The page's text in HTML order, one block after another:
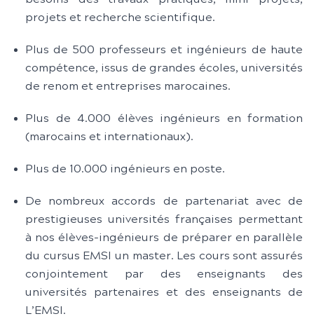
projets et recherche scientifique.
Plus de 500 professeurs et ingénieurs de haute
compétence, issus de grandes écoles, universités
de renom et entreprises marocaines.
Plus de 4.000 élèves ingénieurs en formation
(marocains et internationaux).
Plus de 10.000 ingénieurs en poste.
De nombreux accords de partenariat avec de
prestigieuses universités françaises permettant
à nos élèves-ingénieurs de préparer en parallèle
du cursus EMSI un master. Les cours sont assurés
conjointement par des enseignants des
universités partenaires et des enseignants de
L’EMSI.